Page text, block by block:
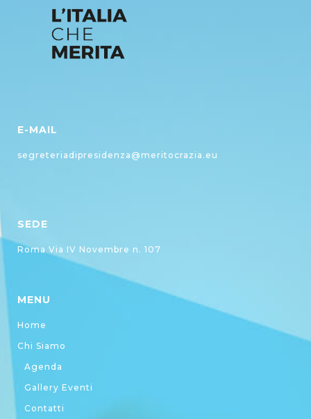
E-MAIL
segreteriadipresidenza@meritocrazia.eu
SEDE
Roma Via IV Novembre n. 107
MENU
Home
Chi Siamo
Agenda
Gallery Eventi
Contatti